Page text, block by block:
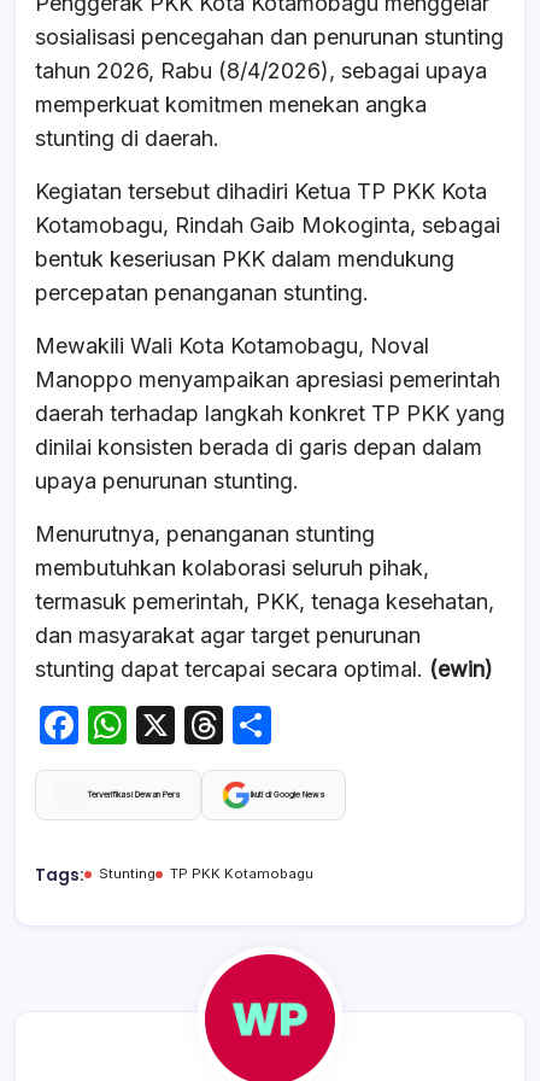
e
b
o
o
k
s
A
p
p
a
d
s
e
sosialisasi pencegahan dan penurunan stunting
tahun 2026, Rabu (8/4/2026), sebagai upaya
memperkuat komitmen menekan angka
stunting di daerah.
Kegiatan tersebut dihadiri Ketua TP PKK Kota
Kotamobagu, Rindah Gaib Mokoginta, sebagai
bentuk keseriusan PKK dalam mendukung
percepatan penanganan stunting.
Mewakili Wali Kota Kotamobagu, Noval
Manoppo menyampaikan apresiasi pemerintah
daerah terhadap langkah konkret TP PKK yang
dinilai konsisten berada di garis depan dalam
upaya penurunan stunting.
Menurutnya, penanganan stunting
membutuhkan kolaborasi seluruh pihak,
termasuk pemerintah, PKK, tenaga kesehatan,
dan masyarakat agar target penurunan
stunting dapat tercapai secara optimal. (ewin)
F
a
c
b
W
h
at
A
X
T
hr
e
d
h
ar
Terverifikasi Dewan Pers Ikuti di Google News
Tags: Stunting TP PKK Kotamobagu